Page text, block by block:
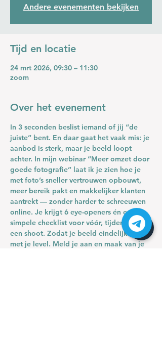
Andere evenementen bekijken
Tijd en locatie
24 mrt 2026, 09:30 – 11:30
zoom
Over het evenement
In 3 seconden beslist iemand of jij “de
juiste” bent. En daar gaat het vaak mis: je
aanbod is sterk, maar je beeld loopt
achter. In mijn webinar “Meer omzet door
goede fotografie” laat ik je zien hoe je
met foto’s sneller vertrouwen opbouwt,
meer bereik pakt en makkelijker klanten
aantrekt — zonder harder te schreeuwen
online. Je krijgt 6 eye-openers én een
simpele checklist voor vóór, tijdens en na
een shoot. Zodat je beeld eindelijk klopt
met je level. Meld je aan en maak van je